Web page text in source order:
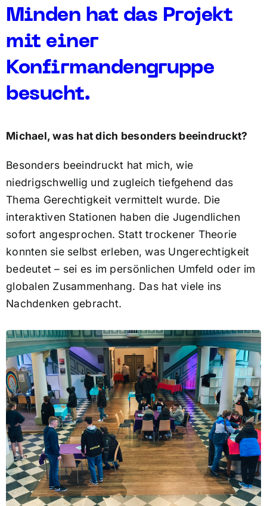
Minden hat das Projekt
mit einer
Konfirmandengruppe
besucht.
Michael, was hat dich besonders beeindruckt?
Besonders beeindruckt hat mich, wie
niedrigschwellig und zugleich tiefgehend das
Thema Gerechtigkeit vermittelt wurde. Die
interaktiven Stationen haben die Jugendlichen
sofort angesprochen. Statt trockener Theorie
konnten sie selbst erleben, was Ungerechtigkeit
bedeutet – sei es im persönlichen Umfeld oder im
globalen Zusammenhang. Das hat viele ins
Nachdenken gebracht.